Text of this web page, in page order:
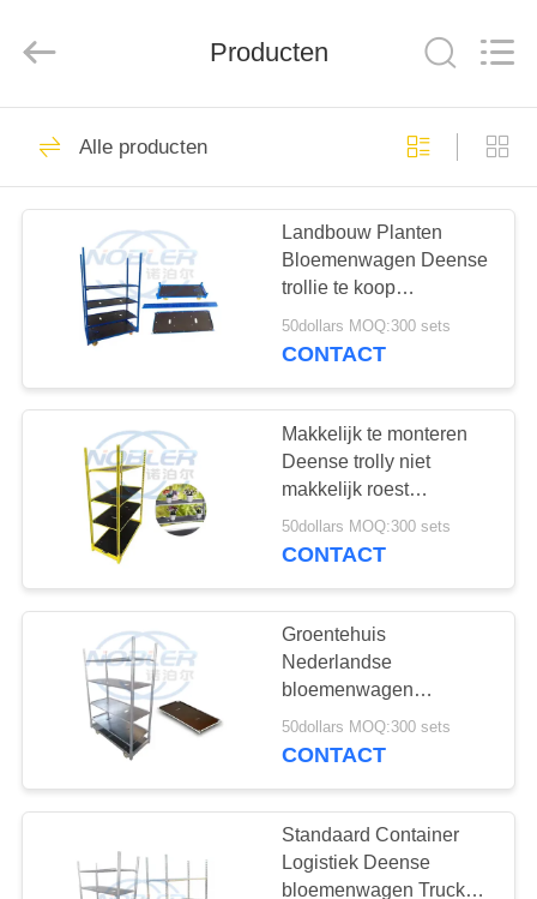
HUIS
PRODUCTEN
VIDEO'S
OVER
ONS
FABRIEKSTOCHT
KWALITEITSCONTROLE
NEEM
CONTACT
NIEUWS
Co., Ltd. .
Nederlands
Bloemkarretje
201
Deens
Bloemkarretje
130
Deense
Karretjeplanken
Producten
Alle producten
Landbouw Planten
Bloemenwagen Deense
trollie te koop
Corrosiebestendig
50dollars MOQ:300 sets
CONTACT
Makkelijk te monteren
Deense trolly niet
makkelijk roest
Duurzaam
50dollars MOQ:300 sets
CONTACT
Groentehuis
Nederlandse
bloemenwagen
Oppervlaktebehandeling
Warmdipp galvaniseren
50dollars MOQ:300 sets
CONTACT
Standaard Container
Logistiek Deense
bloemenwagen Truck